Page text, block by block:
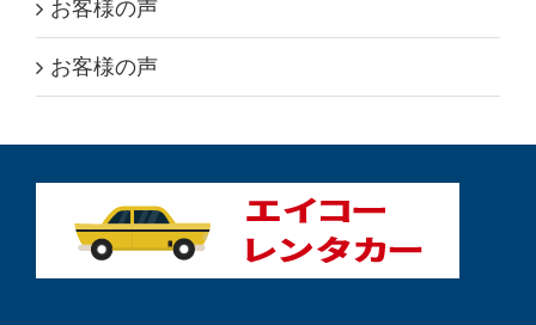
お客様の声
お客様の声